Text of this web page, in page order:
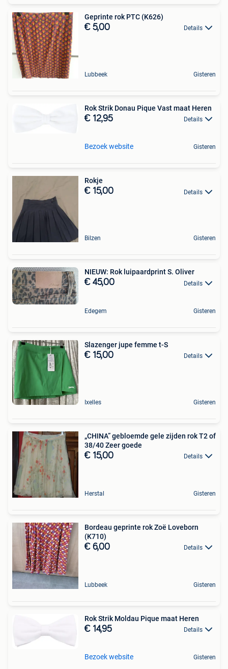
Geprinte rok PTC (K626)
€ 5,00 Details
Lubbeek Gisteren
Rok Strik Donau Pique Vast maat Heren
€ 12,95 Details
Bezoek website Gisteren
Rokje
€ 15,00 Details
Bilzen Gisteren
NIEUW: Rok luipaardprint S. Oliver
€ 45,00 Details
Edegem Gisteren
Slazenger jupe femme t-S
€ 15,00 Details
Ixelles Gisteren
„CHINA” gebloemde gele zijden rok T2 of
38/40 Zeer goede
€ 15,00 Details
Herstal Gisteren
Bordeau geprinte rok Zoë Loveborn
(K710)
€ 6,00 Details
Lubbeek Gisteren
Rok Strik Moldau Pique maat Heren
€ 14,95 Details
Bezoek website Gisteren